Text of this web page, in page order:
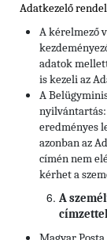
Adatkezelő
A kérelmező
adatok
is kezeli az
A
nyilvántartás:
eredményes
azonban az
címén nem
kérhet a
A